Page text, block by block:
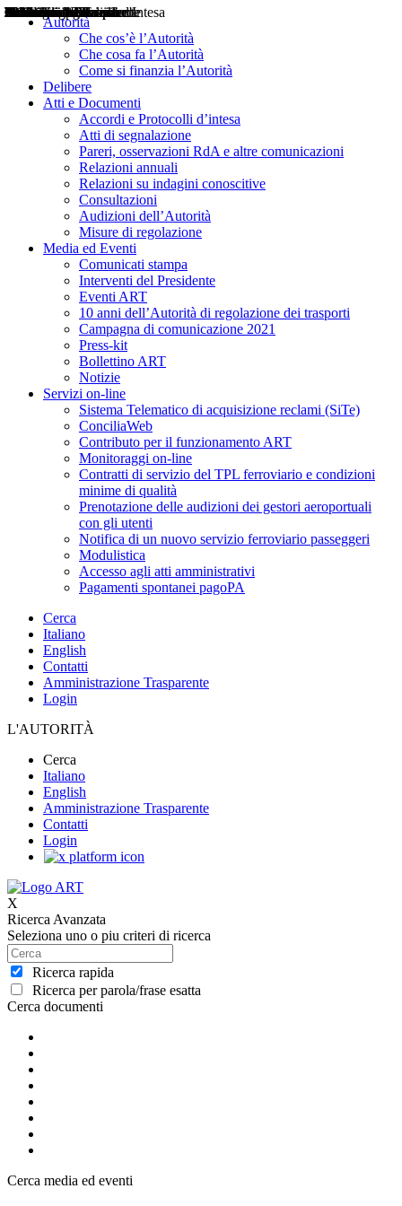
Autorità
Che cos’è l’Autorità
Che cosa fa l’Autorità
Come si finanzia l’Autorità
Delibere
Atti e Documenti
Accordi e Protocolli d’intesa
Atti di segnalazione
Pareri, osservazioni RdA e altre comunicazioni
Relazioni annuali
Relazioni su indagini conoscitive
Consultazioni
Audizioni dell’Autorità
Misure di regolazione
Media ed Eventi
Comunicati stampa
Interventi del Presidente
Eventi ART
10 anni dell’Autorità di regolazione dei trasporti
Campagna di comunicazione 2021
Press-kit
Bollettino ART
Notizie
Servizi on-line
Sistema Telematico di acquisizione reclami (SiTe)
ConciliaWeb
Contributo per il funzionamento ART
Monitoraggi on-line
Contratti di servizio del TPL ferroviario e condizioni
minime di qualità
Prenotazione delle audizioni dei gestori aeroportuali
con gli utenti
Notifica di un nuovo servizio ferroviario passeggeri
Modulistica
Accesso agli atti amministrativi
Pagamenti spontanei pagoPA
Cerca
Italiano
English
Contatti
Amministrazione Trasparente
Login
L'AUTORITÀ
Cerca
Italiano
English
Amministrazione Trasparente
Contatti
Login
X
Ricerca Avanzata
Seleziona uno o piu criteri di ricerca
Ricerca rapida
Ricerca per parola/frase esatta
Cerca documenti
Delibere
Pareri
Consultazioni
Audizioni
Atti di Segnalazione
Accordi e Protocolli d'Intesa
Relazioni annuali
Misure di regolazione
Cerca media ed eventi
Notizie
Comunicati Stampa
Bollettini ART
Convegni ART
Interviste del Presidente
Articoli in primo piano
Interventi del Presidente
2004
2005
2010
2013
2014
2015
2016
2017
2018
2019
202
2020
2021
2022
2023
2024
2025
2026
Aereo
Marittimo
Terrestre